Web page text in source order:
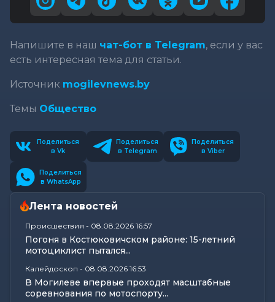
Напишите в наш чат-бот в Telegram, если у вас
есть интересная тема для статьи.
Источник mogilevnews.by
Темы Общество
Поделиться
в Vk
Поделиться
в Telegram
Поделиться
в Viber
Поделиться
в WhatsApp
Лента новостей
Происшествия - 08.08.2026 16:57
Погоня в Костюковичском районе: 15-летний
мотоциклист пытался...
Калейдоскоп - 08.08.2026 16:53
В Могилеве впервые проходят масштабные
соревнования по мотоспорту...